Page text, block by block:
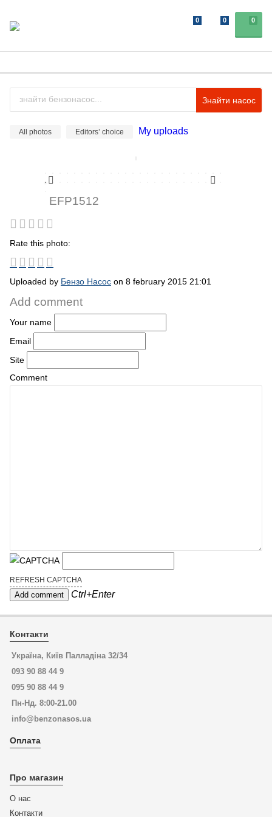
0
0 0
Знайти насос
All photos Editors’ choice My uploads
EFP1512
Rate this photo:
Uploaded by Бензо Насос on 8 february 2015 21:01
Add comment
Your name
Email
Site
Comment
REFRESH CAPTCHA
Ctrl+Enter
Контакти
Україна, Київ Палладіна 32/34
093 90 88 44 9
095 90 88 44 9
Пн-Нд. 8:00-21.00
info@benzonasos.ua
Оплата
Про магазин
О нас
Контакти